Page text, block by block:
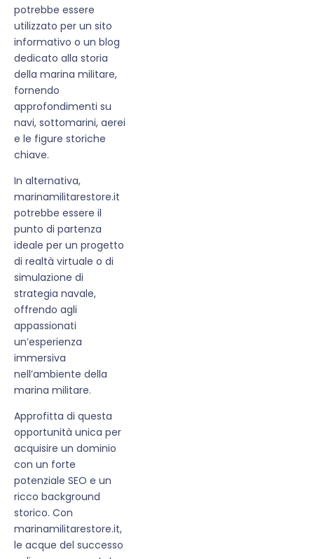
potrebbe essere
utilizzato per un sito
informativo o un blog
dedicato alla storia
della marina militare,
fornendo
approfondimenti su
navi, sottomarini, aerei
e le figure storiche
chiave.
In alternativa,
marinamilitarestore.it
potrebbe essere il
punto di partenza
ideale per un progetto
di realtà virtuale o di
simulazione di
strategia navale,
offrendo agli
appassionati
un’esperienza
immersiva
nell’ambiente della
marina militare.
Approfitta di questa
opportunità unica per
acquisire un dominio
con un forte
potenziale SEO e un
ricco background
storico. Con
marinamilitarestore.it,
le acque del successo